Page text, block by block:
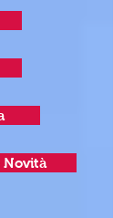
Novità